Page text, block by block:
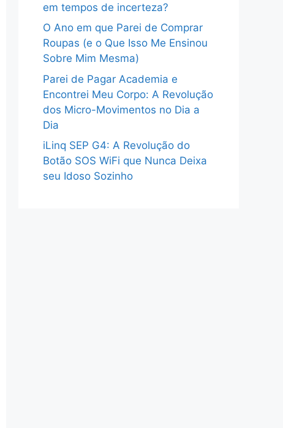
em tempos de incerteza?
O Ano em que Parei de Comprar
Roupas (e o Que Isso Me Ensinou
Sobre Mim Mesma)
Parei de Pagar Academia e
Encontrei Meu Corpo: A Revolução
dos Micro-Movimentos no Dia a
Dia
iLinq SEP G4: A Revolução do
Botão SOS WiFi que Nunca Deixa
seu Idoso Sozinho